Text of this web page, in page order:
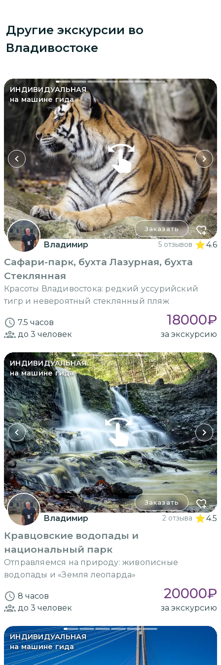
Другие экскурсии во
Владивостоке
ИНДИВИДУАЛЬНАЯ
на машине гида
Заказать
Владимир 5 отзывов 4.6
Сафари-парк, бухта Лазурная, бухта
Стеклянная
Красоты Владивостока: редкий уссурийский
тигр и невероятный стеклянный пляж
7.5 часов 18000₽
до 3 человек за экскурсию
ИНДИВИДУАЛЬНАЯ
на машине гида
Заказать
Владимир 2 отзыва 4.5
Кравцовские водопады и
национальный парк
Отправляемся на природу: живописные
водопады и «Земля леопарда»
8 часов 20000₽
до 3 человек за экскурсию
ИНДИВИДУАЛЬНАЯ
на машине гида